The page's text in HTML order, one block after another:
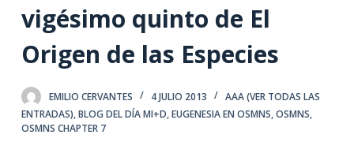
vigésimo quinto de El
Origen de las Especies
EMILIO CERVANTES 4 JULIO 2013
AAA (VER TODAS LAS
ENTRADAS),BLOG DEL DÍA MI+D,EUGENESIA EN OSMNS,OSMNS,
OSMNS CHAPTER 7